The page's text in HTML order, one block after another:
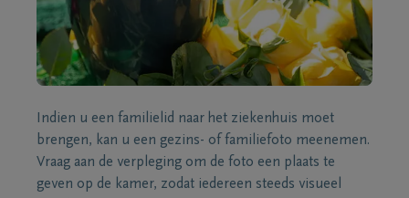
Indien u een familielid naar het ziekenhuis moet
brengen, kan u een gezins- of familiefoto meenemen.
Vraag aan de verpleging om de foto een plaats te
geven op de kamer, zodat iedereen steeds visueel